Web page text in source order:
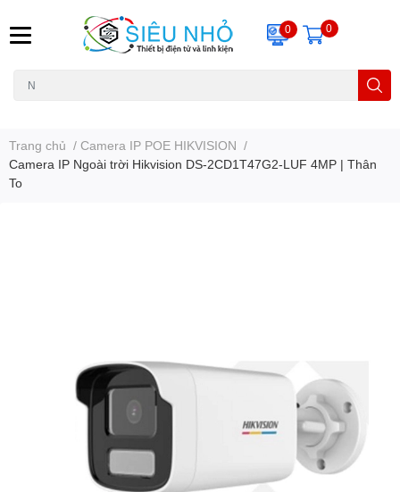
0 0
Trang chủ / Camera IP POE HIKVISION /
Camera IP Ngoài trời Hikvision DS-2CD1T47G2-LUF 4MP | Thân
To